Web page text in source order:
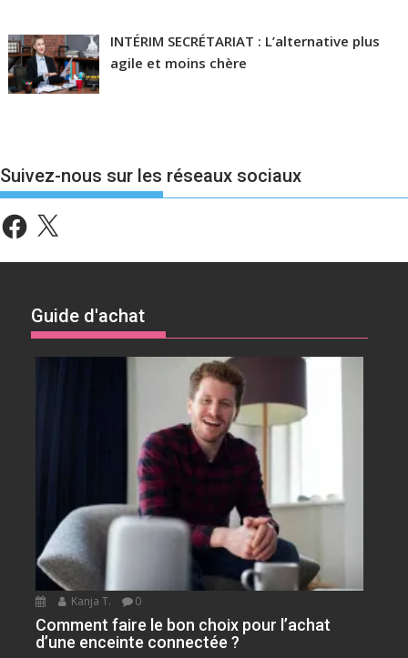
INTÉRIM SECRÉTARIAT : L’alternative plus
agile et moins chère
Suivez-nous sur les réseaux sociaux
Facebook
X
Guide d'achat
Kanja T. 0
Comment faire le bon choix pour l’achat
d’une enceinte connectée ?